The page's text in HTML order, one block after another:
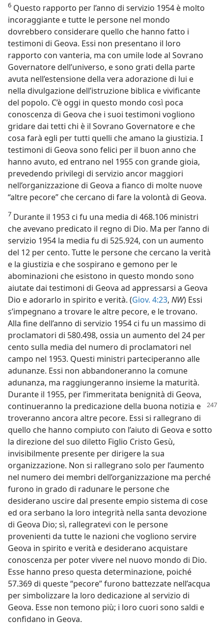
6 Questo rapporto per l’anno di servizio 1954 è molto
incoraggiante e tutte le persone nel mondo
dovrebbero considerare quello che hanno fatto i
testimoni di Geova. Essi non presentano il loro
rapporto con vanteria, ma con umile lode al Sovrano
Governatore dell’universo, e sono grati della parte
avuta nell’estensione della vera adorazione di lui e
nella divulgazione dell’istruzione biblica e vivificante
del popolo. C’è oggi in questo mondo così poca
conoscenza di Geova che i suoi testimoni vogliono
gridare dai tetti chi è il Sovrano Governatore e che
cosa farà egli per tutti quelli che amano la giustizia. I
testimoni di Geova sono felici per il buon anno che
hanno avuto, ed entrano nel 1955 con grande gioia,
prevedendo privilegi di servizio ancor maggiori
nell’organizzazione di Geova a fianco di molte nuove
“altre pecore” che cercano di fare la volontà di Geova.
7 Durante il 1953 ci fu una media di 468.106 ministri
che avevano predicato il regno di Dio. Ma per l’anno di
servizio 1954 la media fu di 525.924, con un aumento
del 12 per cento. Tutte le persone che cercano la verità
e la giustizia e che sospirano e gemono per le
abominazioni che esistono in questo mondo sono
aiutate dai testimoni di Geova ad appressarsi a Geova
Dio e adorarlo in spirito e verità. (Giov. 4:23, NW) Essi
s’impegnano a trovare le altre pecore, e le trovano.
Alla fine dell’anno di servizio 1954 ci fu un massimo di
proclamatori di 580.498, ossia un aumento del 24 per
cento sulla media del numero di proclamatori nel
campo nel 1953. Questi ministri parteciperanno alle
adunanze. Essi non abbandoneranno la comune
adunanza, ma raggiungeranno insieme la maturità.
Durante il 1955, per l’immeritata benignità di Geova,
continueranno la predicazione della buona notizia e
troveranno ancora altre pecore. Essi si rallegrano di
quello che hanno compiuto con l’aiuto di Geova e sotto
la direzione del suo diletto Figlio Cristo Gesù,
invisibilmente presente per dirigere la sua
organizzazione. Non si rallegrano solo per l’aumento
nel numero dei membri dell’organizzazione ma perché
furono in grado di radunare le persone che
desiderano uscire dal presente empio sistema di cose
ed ora serbano la loro integrità nella santa devozione
di Geova Dio; sì, rallegratevi con le persone
provenienti da tutte le nazioni che vogliono servire
Geova in spirito e verità e desiderano acquistare
conoscenza per poter vivere nel nuovo mondo di Dio.
Esse hanno preso questa determinazione, poiché
57.369 di queste “pecore” furono battezzate nell’acqua
per simbolizzare la loro dedicazione al servizio di
Geova. Esse non temono più; i loro cuori sono saldi e
confidano in Geova.